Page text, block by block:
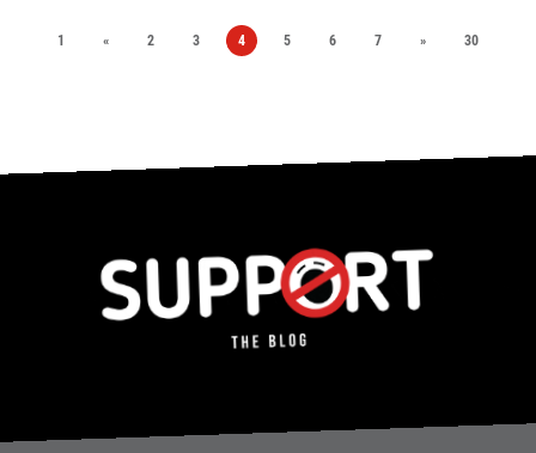
1 « 2 3 4 5 6 7 » 30